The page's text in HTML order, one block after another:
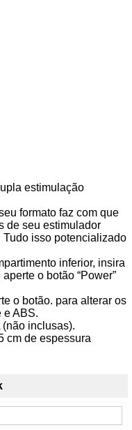
estimulação
formato faz com que
de seu estimulador
isso potencializado
inferior, insira
o botão “Power”
o botão. para alterar os
e ABS.
inclusas).
cm de espessura